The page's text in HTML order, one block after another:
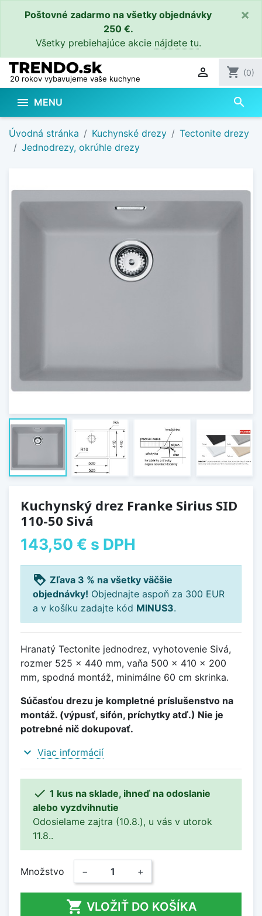
Poštovné zadarmo na všetky objednávky
250 €.
Všetky prebiehajúce akcie nájdete tu.
×
20 rokov vybavujeme vaše kuchyne  shopping_cart (0)
 MENU search
Úvodná stránka Kuchynské drezy
Tectonite drezy
Jednodrezy, okrúhle drezy
Kuchynský drez Franke Sirius SID
110-50 Sivá
143,50 € s DPH
loyalty Zľava 3 % na všetky väčšie
objednávky! Objednajte aspoň za 300 EUR
a v košíku zadajte kód MINUS3.
Hranatý Tectonite jednodrez, vyhotovenie Sivá,
rozmer 525 x 440 mm, vaňa 500 x 410 x 200
mm, spodná montáž, minimálne 60 cm skrinka.
Súčasťou drezu je kompletné príslušenstvo na
montáž. (výpusť, sifón, príchytky atď.) Nie je
potrebné nič dokupovať.
expand_more Viac informácií
 1 kus na sklade, ihneď na odoslanie
alebo vyzdvihnutie
Odosielame zajtra (10.8.), u vás v utorok
11.8..
Množstvo − +
 VLOŽIŤ DO KOŠÍKA